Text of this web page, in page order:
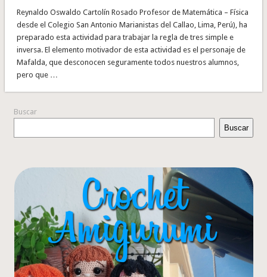
Reynaldo Oswaldo Cartolín Rosado Profesor de Matemática – Física
desde el Colegio San Antonio Marianistas del Callao, Lima, Perú), ha
preparado esta actividad para trabajar la regla de tres simple e
inversa. El elemento motivador de esta actividad es el personaje de
Mafalda, que desconocen seguramente todos nuestros alumnos,
pero que …
Buscar
Buscar